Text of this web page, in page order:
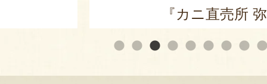
『カニ直売所